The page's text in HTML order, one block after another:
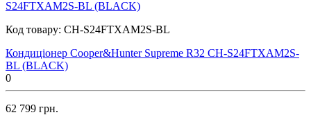
Код товару: CH-S24FTXAM2S-BL
Кондиціонер Cooper&Hunter Supreme R32 CH-S24FTXAM2S-
BL (BLACK)
0
62 799 грн.